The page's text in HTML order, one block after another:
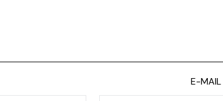
E-MAIL